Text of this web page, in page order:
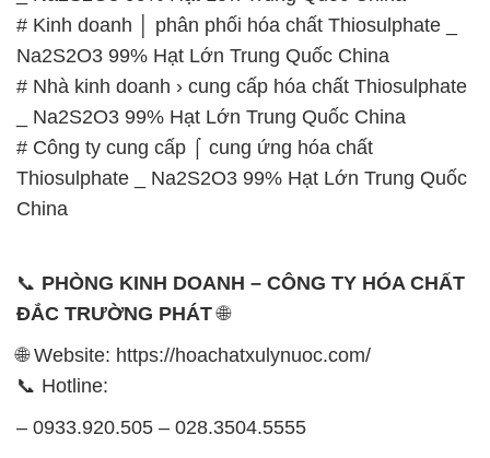
# Công ty cung cấp ⌠ cung ứng hóa chất
Thiosulphate _ Na2S2O3 99% Hạt Lớn Trung Quốc
China
📞PHÒNG KINH DOANH – CÔNG TY HÓA CHẤT
ĐẮC TRƯỜNG PHÁT🌐
🌐 Website: https://hoachatxulynuoc.com/
– 0933.920.505 – 028.3504.5555
028.3756.1841- 028.3756.1842
0902.765.866